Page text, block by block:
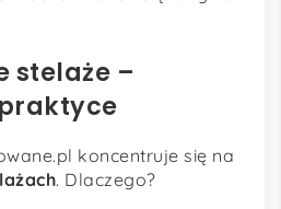
stelaże –
koncentruje się na
. Dlaczego?